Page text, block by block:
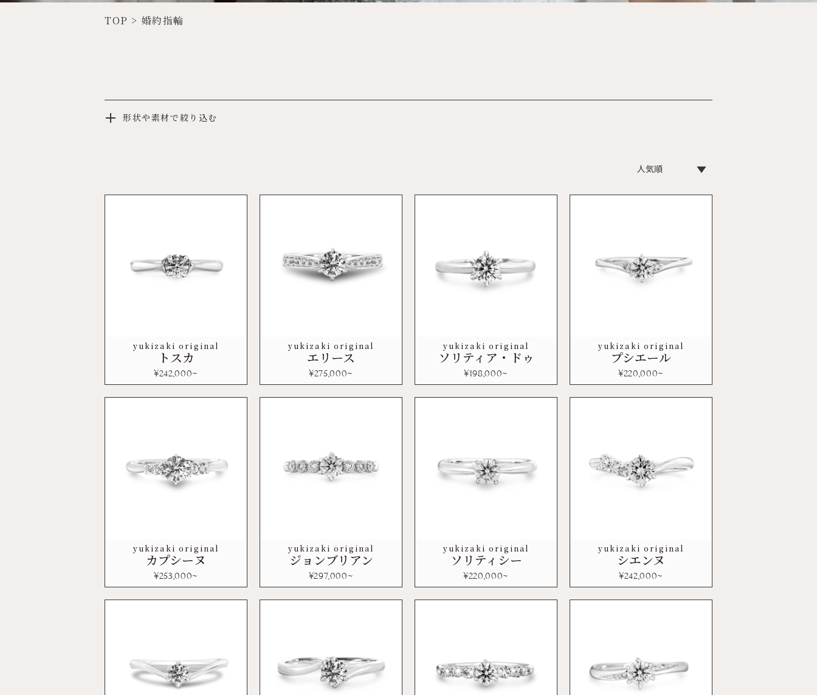
TOP > 婚約指輪
形状や素材で絞り込む
yukizaki original
トスカ
¥242,000~
yukizaki original
エリース
¥275,000~
yukizaki original
ソリティア・ドゥ
¥198,000~
yukizaki original
プシエール
¥220,000~
yukizaki original
カプシーヌ
¥253,000~
yukizaki original
ジョンブリアン
¥297,000~
yukizaki original
ソリティシー
¥220,000~
yukizaki original
シエンヌ
¥242,000~